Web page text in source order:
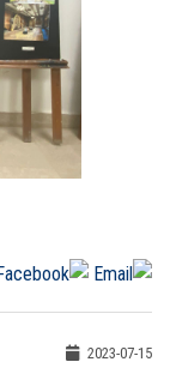
2023-07-15